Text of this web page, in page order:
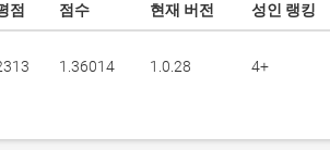
점 점수 현재 버전 성인 랭킹
1.36014 1.0.28 4+